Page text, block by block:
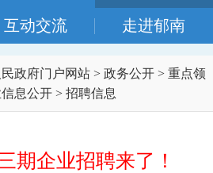
互动交流 走进郁南
政府门户网站 > 政务公开 > 重点领
息公开 > 招聘信息
期企业招聘来了！